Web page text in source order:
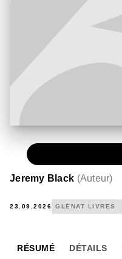
Jeremy Black (Auteur)
23.09.2026 GLÉNAT LIVRES
RÉSUMÉ DÉTAILS